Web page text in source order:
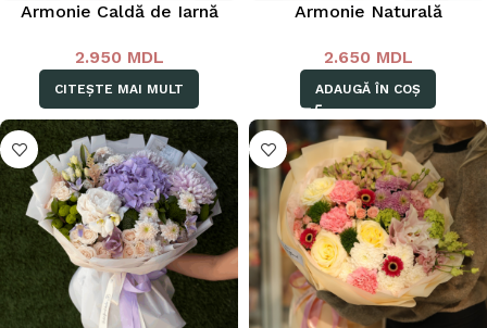
Armonie Caldă de Iarnă
2.950 MDL
CITEȘTE MAI MULT
Armonie Naturală
2.650 MDL
ADAUGĂ ÎN COȘ